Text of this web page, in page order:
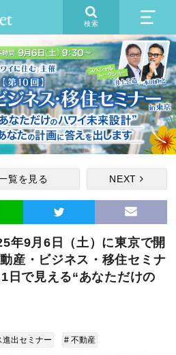
検索
覧を見る NEXT
年9月6日（土）に東京で開
産・ビジネス・移住セミナ
で見える“あなただけの
出セミナー # 不動産